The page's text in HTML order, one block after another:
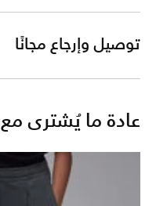
توصيل وإرجاع مجانًا
عادة ما يُشترى مع